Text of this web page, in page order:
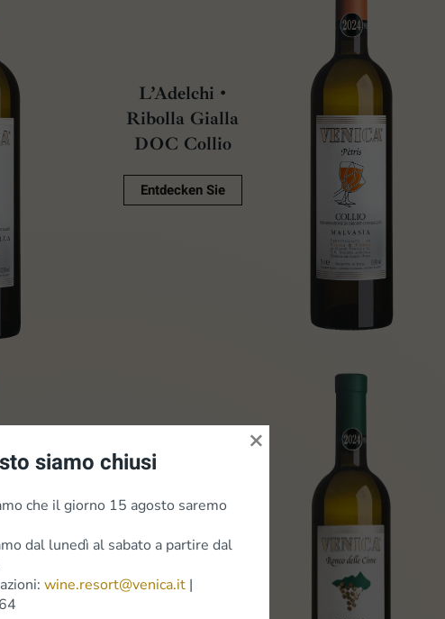
L’Adelchi •
Ribolla Gialla
DOC Collio
Entdecken Sie
Ronco del Cerò •
Collio
Entdecken Sie
siamo chiusi
che il giorno 15 agosto saremo
dal lunedì al sabato a partire dal
wine.resort@venica.it |
×